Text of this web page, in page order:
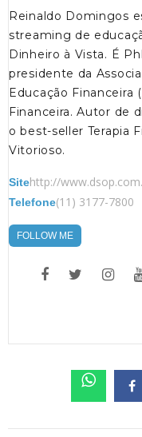
Reinaldo Domingos
streaming de
Dinheiro à Vista. É
presidente da
Educação Financeira
Financeira. Autor de
o best-seller Terapia
Vitorioso.
Sitehttp://
Telefone(11) 3177-7800
FOLLOW ME